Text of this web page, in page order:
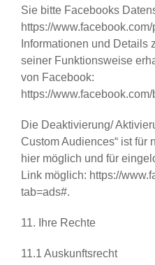
Sie bitte Facebooks
https://
Informationen und Details
seiner Funktionsweise
von Facebook:
https://
Die Deaktivierung/
Custom Audiences“ ist für
hier möglich und für
Link möglich: https://
tab=ads#.
11. Ihre Rechte
11.1 Auskunftsrecht